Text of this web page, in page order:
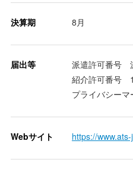
決算期 8月
届出等
派遣許可番号
紹介許可番号
プライバシー
Webサイト https://